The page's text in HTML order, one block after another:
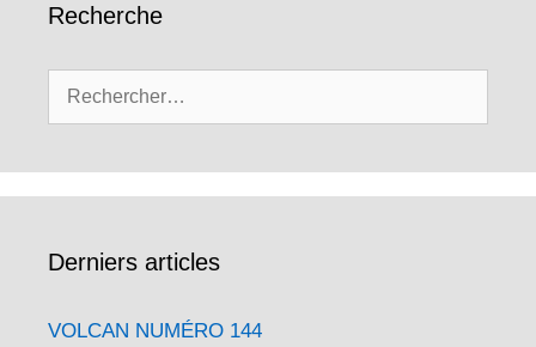
Recherche
Derniers articles
VOLCAN NUMÉRO 144